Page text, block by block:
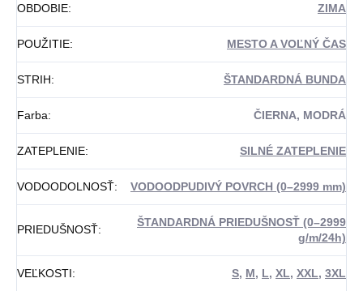
OBDOBIE: ZIMA
POUŽITIE: MESTO A VOĽNÝ ČAS
STRIH: ŠTANDARDNÁ BUNDA
Farba: ČIERNA, MODRÁ
ZATEPLENIE: SILNÉ ZATEPLENIE
VODOODOLNOSŤ: VODOODPUDIVÝ POVRCH (0–2999 mm)
PRIEDUŠNOSŤ:
ŠTANDARDNÁ PRIEDUŠNOSŤ (0–2999
g/m/24h)
VEĽKOSTI: S, M, L, XL, XXL, 3XL